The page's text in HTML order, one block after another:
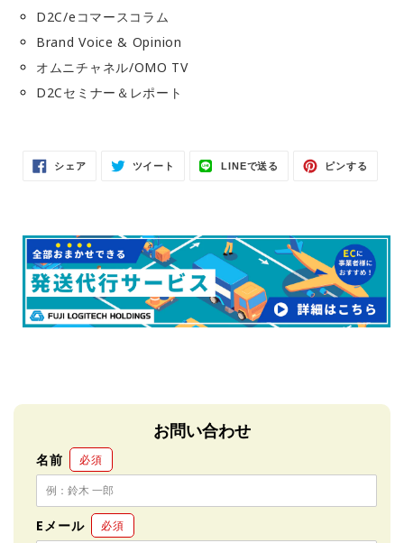
D2C/eコマースコラム
Brand Voice & Opinion
オムニチャネル/OMO TV
D2Cセミナー＆レポート
シェアFacebookツイート
Twitter
LINEで送る
LINE
ピンする
お問い合わせ
名前 必須
Eメール 必須